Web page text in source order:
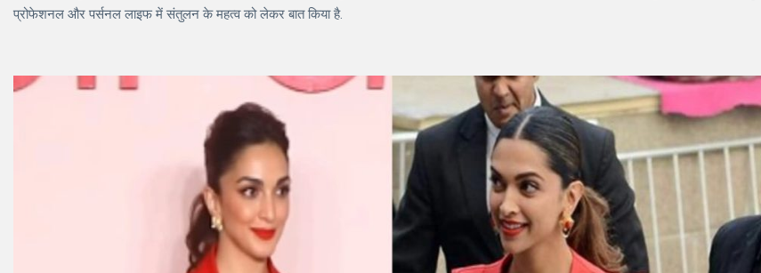
प्रोफेशनल और पर्सनल लाइफ में संतुलन के महत्व को लेकर बात किया है.